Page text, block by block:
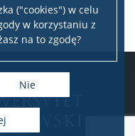
("cookies") w celu
w korzystaniu z
na to zgodę?
Nie